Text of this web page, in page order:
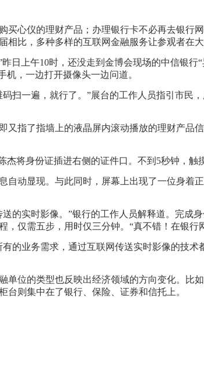
仪的理财产品；办理银行卡不必再去银行
比，多种多样的互联网金融服务让参观者在大
上午10时，还没走到金博会现场的中信银行
，一边打开摄像头一边问道。
一遍，就行了。”展台的工作人员指引市民
了指墙上的液晶屏内滚动播放的理财产品
身份证插进右侧的证件口。不到5秒钟，触
显现。与此同时，屏幕上出现了一位身着
实时影像。”银行的工作人员解释道。完成
仅需五步，用时仅三分钟。“真不错！在银
业务需求，通过互联网传送实时影像的技术
位的类型也反映出经济领域的方向变化。比
则集中在了银行、保险、证券和信托上。